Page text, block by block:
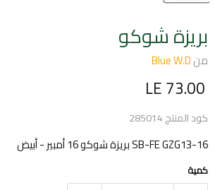
بريزة شوكو
منBlue W.D
السعر الحالي
LE 73.00
كود المنتج285014
SB-FE GZG13-16 بريزة شوكو 16 أمبير - أبيض
كمية